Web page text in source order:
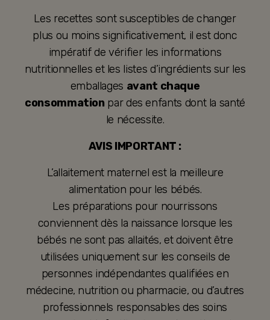
Les recettes sont susceptibles de changer
plus ou moins significativement, il est donc
impératif de vérifier les informations
nutritionnelles et les listes d’ingrédients sur les
emballages avant chaque
consommation par des enfants dont la santé
le nécessite.
AVIS IMPORTANT :
L’allaitement maternel est la meilleure
alimentation pour les bébés.
Les préparations pour nourrissons
conviennent dès la naissance lorsque les
bébés ne sont pas allaités, et doivent être
utilisées uniquement sur les conseils de
personnes indépendantes qualifiées en
médecine, nutrition ou pharmacie, ou d’autres
professionnels responsables des soins